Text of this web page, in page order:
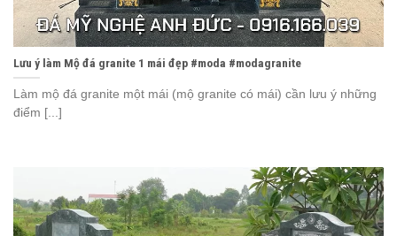
Lưu ý làm Mộ đá granite 1 mái đẹp #moda #modagranite
Làm mộ đá granite một mái (mộ granite có mái) cần lưu ý những
điểm [...]